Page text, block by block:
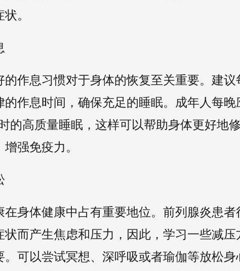
。
的作息习惯对于身体的恢复至关重要。建议
的作息时间，确保充足的睡眠。成年人每晚
的高质量睡眠，这样可以帮助身体更好地
强免疫力。
在身体健康中占有重要地位。前列腺炎患者
状而产生焦虑和压力，因此，学习一些减压
。可以尝试冥想、深呼吸或者瑜伽等放松身